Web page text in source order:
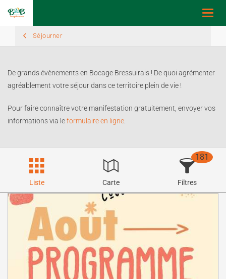
Séjourner
De grands évènements en Bocage Bressuirais ! De quoi agrémenter
agréablement votre séjour dans ce territoire plein de vie !
Pour faire connaître votre manifestation gratuitement, envoyer vos
informations via leformulaire en ligne
Liste Carte Filtres
181